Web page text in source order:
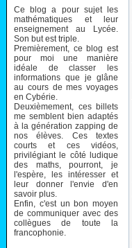
Ce blog a pour sujet les
mathématiques et leur
enseignement au Lycée.
Son but est triple.
Premièrement, ce blog est
pour moi une manière
idéale de classer les
informations que je glâne
au cours de mes voyages
en Cybérie.
Deuxièmement, ces billets
me semblent bien adaptés
à la génération zapping de
nos élèves. Ces textes
courts et ces vidéos,
privilégiant le côté ludique
des maths, pourront, je
l'espère, les intéresser et
leur donner l'envie d'en
savoir plus.
Enfin, c'est un bon moyen
de communiquer avec des
collègues de toute la
francophonie.